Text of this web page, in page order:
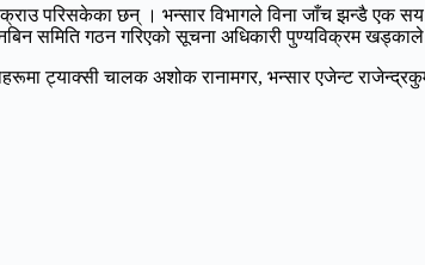
परिसकेका छन् । भन्सार विभागले विना जाँच झन्डै एक
समिति गठन गरिएको सूचना अधिकारी पुण्यविक्रम खड्काले
ट्याक्सी चालक अशोक रानामगर, भन्सार एजेन्ट